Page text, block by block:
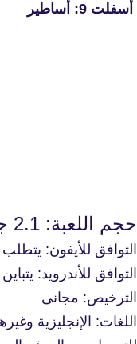
حجم اللعبة: 2.1 جيجابايت
التوافق للأيفون: يتطلب iOS 10.0 أو أحدث. متوافق مع iPhone 5S و iPhone 6
التوافق للأندرويد:
الترخيص: مجانى
اللغات: الإنجليزية